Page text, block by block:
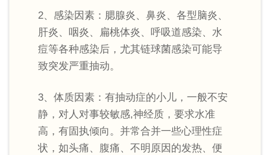
2、感染因素：腮腺炎、鼻炎、各型脑炎、
肝炎、咽炎、扁桃体炎、呼吸道感染、水
痘等各种感染后，尤其链球菌感染可能导
致突发严重抽动。
3、体质因素：有抽动症的小儿，一般不安
静，对人对事较敏感,神经质，要求水准
高，有固执倾向。并常合并一些心理性症
状，如头痛、腹痛、不明原因的发热、便